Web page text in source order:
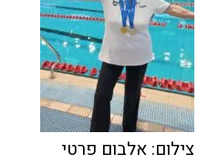
צילום: אלבום פרטי